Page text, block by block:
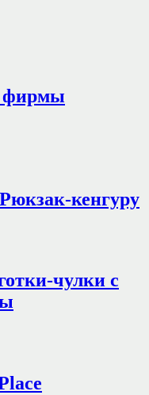
фирмы
кенгуру
чулки с